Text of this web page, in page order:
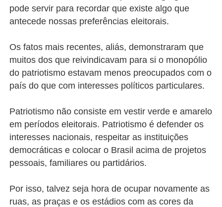
pode servir para recordar que existe algo que
antecede nossas preferências eleitorais.
Os fatos mais recentes, aliás, demonstraram que
muitos dos que reivindicavam para si o monopólio
do patriotismo estavam menos preocupados com o
país do que com interesses políticos particulares.
Patriotismo não consiste em vestir verde e amarelo
em períodos eleitorais. Patriotismo é defender os
interesses nacionais, respeitar as instituições
democráticas e colocar o Brasil acima de projetos
pessoais, familiares ou partidários.
Por isso, talvez seja hora de ocupar novamente as
ruas, as praças e os estádios com as cores da